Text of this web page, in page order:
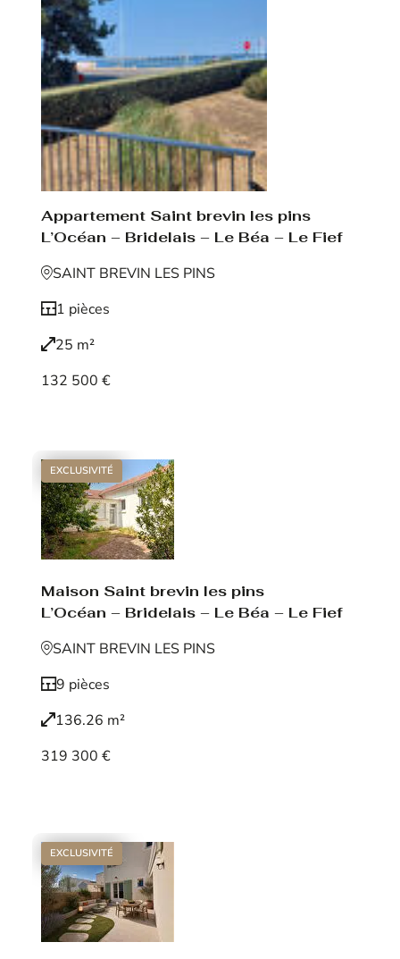
Appartement Saint brevin les pins
L’Océan – Bridelais – Le Béa – Le Fief
SAINT BREVIN LES PINS
1 pièces
25 m²
132 500 €
EXCLUSIVITÉ
Maison Saint brevin les pins
L’Océan – Bridelais – Le Béa – Le Fief
SAINT BREVIN LES PINS
9 pièces
136.26 m²
319 300 €
EXCLUSIVITÉ